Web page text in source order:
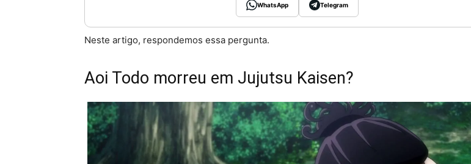
WhatsApp Telegram
Neste artigo, respondemos essa pergunta.
Aoi Todo morreu em Jujutsu Kaisen?